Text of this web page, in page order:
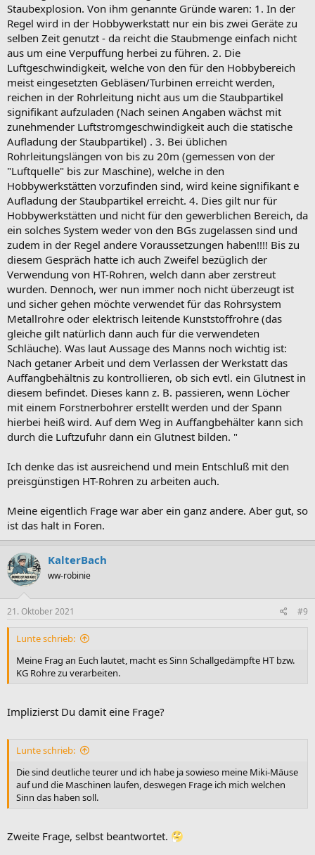
Staubexplosion. Von ihm genannte Gründe waren: 1. In der
Regel wird in der Hobbywerkstatt nur ein bis zwei Geräte zu
selben Zeit genutzt - da reicht die Staubmenge einfach nicht
aus um eine Verpuffung herbei zu führen. 2. Die
Luftgeschwindigkeit, welche von den für den Hobbybereich
meist eingesetzten Gebläsen/Turbinen erreicht werden,
reichen in der Rohrleitung nicht aus um die Staubpartikel
signifikant aufzuladen (Nach seinen Angaben wächst mit
zunehmender Luftstromgeschwindigkeit auch die statische
Aufladung der Staubpartikel) . 3. Bei üblichen
Rohrleitungslängen von bis zu 20m (gemessen von der
"Luftquelle" bis zur Maschine), welche in den
Hobbywerkstätten vorzufinden sind, wird keine signifikant e
Aufladung der Staubpartikel erreicht. 4. Dies gilt nur für
Hobbywerkstätten und nicht für den gewerblichen Bereich, da
ein solches System weder von den BGs zugelassen sind und
zudem in der Regel andere Voraussetzungen haben!!!! Bis zu
diesem Gespräch hatte ich auch Zweifel bezüglich der
Verwendung von HT-Rohren, welch dann aber zerstreut
wurden. Dennoch, wer nun immer noch nicht überzeugt ist
und sicher gehen möchte verwendet für das Rohrsystem
Metallrohre oder elektrisch leitende Kunststoffrohre (das
gleiche gilt natürlich dann auch für die verwendeten
Schläuche). Was laut Aussage des Manns noch wichtig ist:
Nach getaner Arbeit und dem Verlassen der Werkstatt das
Auffangbehältnis zu kontrollieren, ob sich evtl. ein Glutnest in
diesem befindet. Dieses kann z. B. passieren, wenn Löcher
mit einem Forstnerbohrer erstellt werden und der Spann
hierbei heiß wird. Auf dem Weg in Auffangbehälter kann sich
durch die Luftzufuhr dann ein Glutnest bilden. "
Ich denke das ist ausreichend und mein Entschluß mit den
preisgünstigen HT-Rohren zu arbeiten auch.
Meine eigentlich Frage war aber ein ganz andere. Aber gut, so
ist das halt in Foren.
KalterBach
ww-robinie
21. Oktober 2021 #9
Lunte schrieb:
Meine Frag an Euch lautet, macht es Sinn Schallgedämpfte HT bzw.
KG Rohre zu verarbeiten.
Implizierst Du damit eine Frage?
Lunte schrieb:
Die sind deutliche teurer und ich habe ja sowieso meine Miki-Mäuse
auf und die Maschinen laufen, deswegen Frage ich mich welchen
Sinn das haben soll.
Zweite Frage, selbst beantwortet.